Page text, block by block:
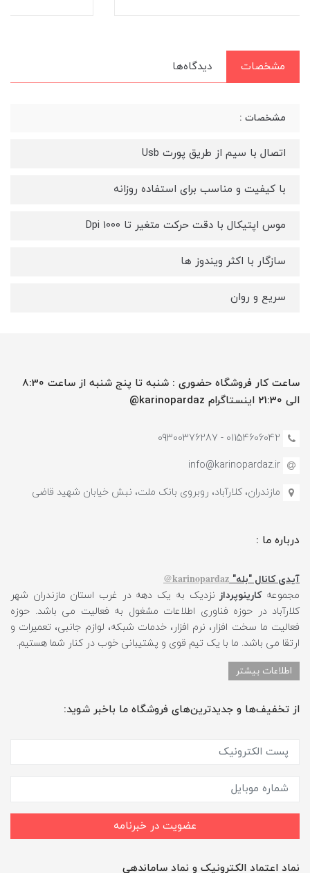
مشخصات دیدگاه‌ها
مشخصات :
اتصال با سیم از طریق پورت Usb
با کیفیت و مناسب برای استفاده روزانه
موس اپتیکال با دقت حرکت متغیر تا 1000 Dpi
سازگار با اکثر ویندوز ها
سریع و روان
ساعت کار فروشگاه حضوری : شنبه تا پنج شنبه از ساعت 8:30
الی 21:30 اینستاگرام karinopardaz@
01154606042 - 09300376287
info@karinopardaz.ir
مازندران، کلارآباد، روبروی بانک ملت، نبش خیابان شهید قاضی
درباره ما :
آیدی کانال "بله" karinopardaz@
مجموعهکارینوپرداز نزدیک به یک دهه در غرب استان مازندران شهر
کلارآباد در حوزه فناوری اطلاعات مشغول به فعالیت می باشد. حوزه
فعالیت ما سخت افزار، نرم افزار، خدمات شبکه، لوازم جانبی، تعمیرات و
ارتقا می باشد. ما با یک تیم قوی و پشتیبانی خوب در کنار شما هستیم.
اطلاعات بیشتر
از تخفیف‌ها و جدیدترین‌های فروشگاه ما باخبر شوید:
عضویت در خبرنامه
نماد اعتماد الکترونیک و نماد ساماندهی